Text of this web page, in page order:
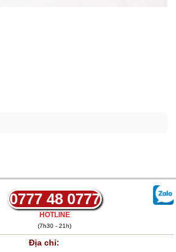
0777 48 0777
HOTLINE
(7h30 - 21h)
Địa chỉ: